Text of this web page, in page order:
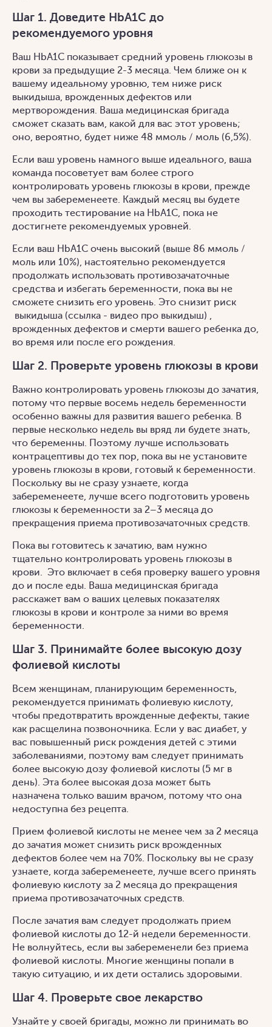
Шаг 1. Доведите HbA1C до
рекомендуемого уровня
Ваш HbA1C показывает средний уровень глюкозы в
крови за предыдущие 2-3 месяца. Чем ближе он к
вашему идеальному уровню, тем ниже риск
выкидыша, врожденных дефектов или
мертворождения. Ваша медицинская бригада
сможет сказать вам, какой для вас этот уровень;
оно, вероятно, будет ниже 48 ммоль / моль (6,5%).
Если ваш уровень намного выше идеального, ваша
команда посоветует вам более строго
контролировать уровень глюкозы в крови, прежде
чем вы забеременеете. Каждый месяц вы будете
проходить тестирование на HbA1C, пока не
достигнете рекомендуемых уровней.
Если ваш HbA1C очень высокий (выше 86 ммоль /
моль или 10%), настоятельно рекомендуется
продолжать использовать противозачаточные
средства и избегать беременности, пока вы не
сможете снизить его уровень. Это снизит риск
выкидыша (ссылка - видео про выкидыш) ,
врожденных дефектов и смерти вашего ребенка до,
во время или после его рождения.
Шаг 2. Проверьте уровень глюкозы в крови
Важно контролировать уровень глюкозы до зачатия,
потому что первые восемь недель беременности
особенно важны для развития вашего ребенка. В
первые несколько недель вы вряд ли будете знать,
что беременны. Поэтому лучше использовать
контрацептивы до тех пор, пока вы не установите
уровень глюкозы в крови, готовый к беременности.
Поскольку вы не сразу узнаете, когда
забеременеете, лучше всего подготовить уровень
глюкозы к беременности за 2–3 месяца до
прекращения приема противозачаточных средств.
Пока вы готовитесь к зачатию, вам нужно
тщательно контролировать уровень глюкозы в
крови. Это включает в себя проверку вашего уровня
до и после еды. Ваша медицинская бригада
расскажет вам о ваших целевых показателях
глюкозы в крови и контроле за ними во время
беременности.
Шаг 3. Принимайте более высокую дозу
фолиевой кислоты
Всем женщинам, планирующим беременность,
рекомендуется принимать фолиевую кислоту,
чтобы предотвратить врожденные дефекты, такие
как расщелина позвоночника. Если у вас диабет, у
вас повышенный риск рождения детей с этими
заболеваниями, поэтому вам следует принимать
более высокую дозу фолиевой кислоты (5 мг в
день). Эта более высокая доза может быть
назначена только вашим врачом, потому что она
недоступна без рецепта.
Прием фолиевой кислоты не менее чем за 2 месяца
до зачатия может снизить риск врожденных
дефектов более чем на 70%. Поскольку вы не сразу
узнаете, когда забеременеете, лучше всего принять
фолиевую кислоту за 2 месяца до прекращения
приема противозачаточных средств.
После зачатия вам следует продолжать прием
фолиевой кислоты до 12-й недели беременности.
Не волнуйтесь, если вы забеременели без приема
фолиевой кислоты. Многие женщины попали в
такую ситуацию, и их дети остались здоровыми.
Шаг 4. Проверьте свое лекарство
Узнайте у своей бригады, можно ли принимать во